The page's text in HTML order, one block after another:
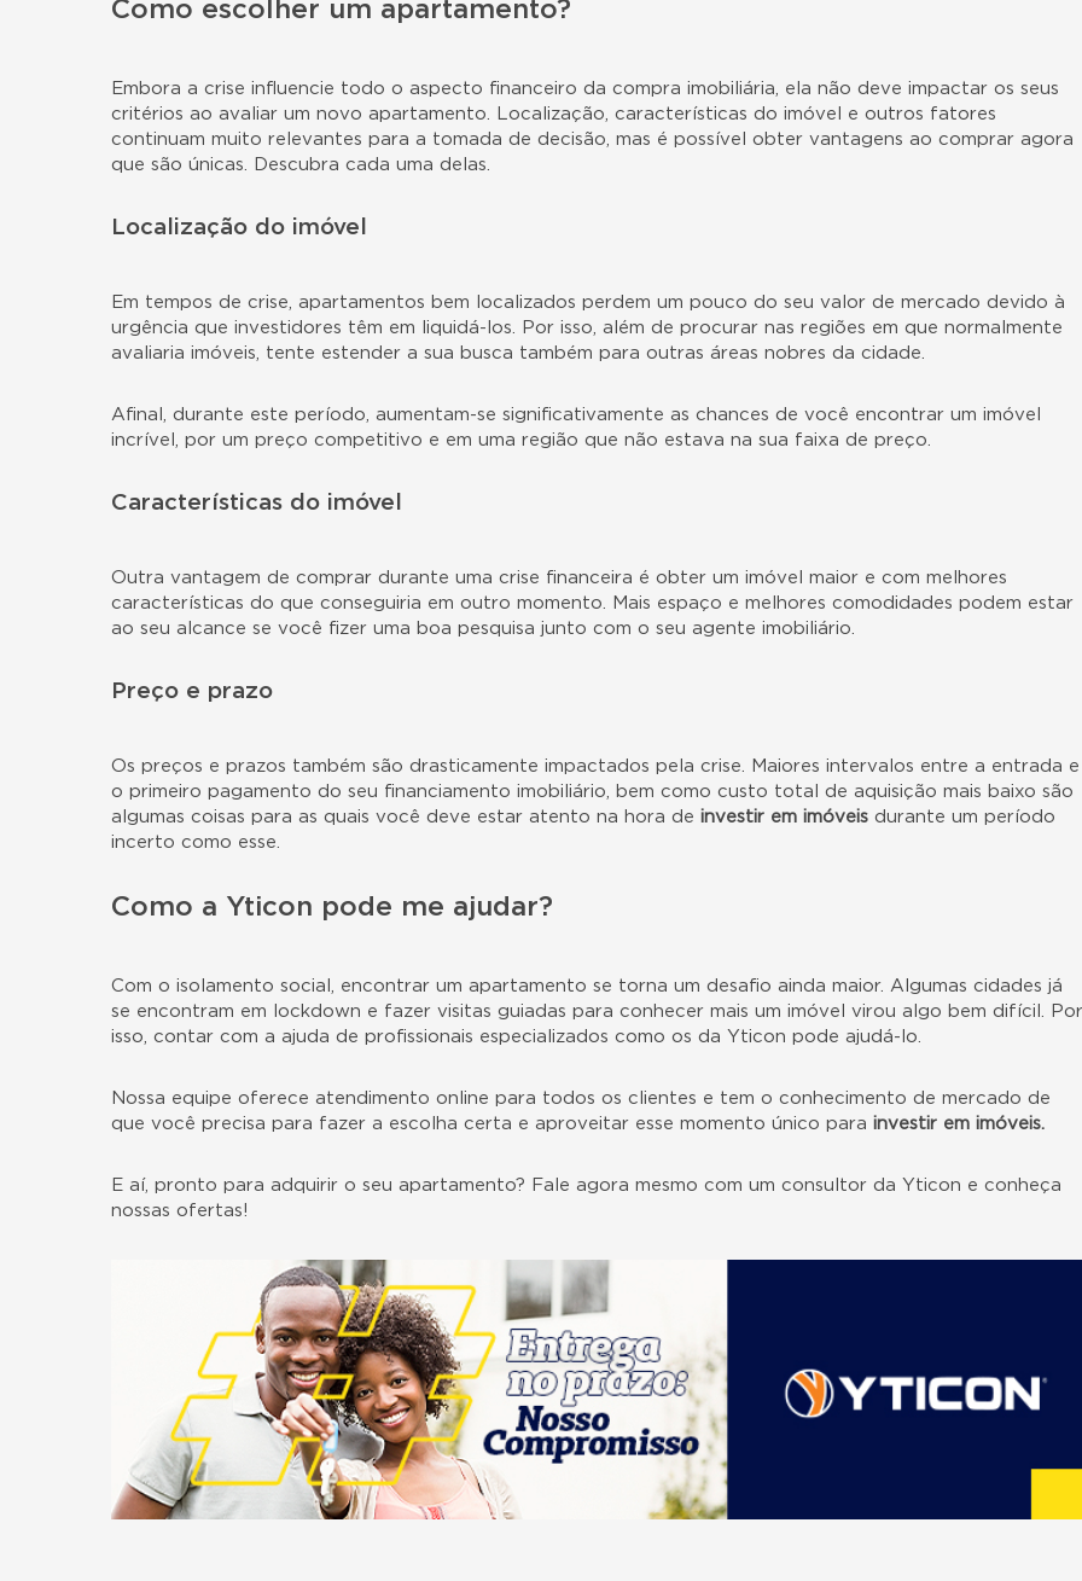
Como escolher um apartamento?
Embora a crise influencie todo o aspecto financeiro da compra imobiliária, ela não deve impactar os seus
critérios ao avaliar um novo apartamento. Localização, características do imóvel e outros fatores
continuam muito relevantes para a tomada de decisão, mas é possível obter vantagens ao comprar agora
que são únicas. Descubra cada uma delas.
Localização do imóvel
Em tempos de crise, apartamentos bem localizados perdem um pouco do seu valor de mercado devido à
urgência que investidores têm em liquidá-los. Por isso, além de procurar nas regiões em que normalmente
avaliaria imóveis, tente estender a sua busca também para outras áreas nobres da cidade.
Afinal, durante este período, aumentam-se significativamente as chances de você encontrar um imóvel
incrível, por um preço competitivo e em uma região que não estava na sua faixa de preço.
Características do imóvel
Outra vantagem de comprar durante uma crise financeira é obter um imóvel maior e com melhores
características do que conseguiria em outro momento. Mais espaço e melhores comodidades podem estar
ao seu alcance se você fizer uma boa pesquisa junto com o seu agente imobiliário.
Preço e prazo
Os preços e prazos também são drasticamente impactados pela crise. Maiores intervalos entre a entrada e
o primeiro pagamento do seu financiamento imobiliário, bem como custo total de aquisição mais baixo são
algumas coisas para as quais você deve estar atento na hora de investir em imóveis durante um período
incerto como esse.
Como a Yticon pode me ajudar?
Com o isolamento social, encontrar um apartamento se torna um desafio ainda maior. Algumas cidades já
se encontram em lockdown e fazer visitas guiadas para conhecer mais um imóvel virou algo bem difícil. Por
isso, contar com a ajuda de profissionais especializados como os da Yticon pode ajudá-lo.
Nossa equipe oferece atendimento online para todos os clientes e tem o conhecimento de mercado de
que você precisa para fazer a escolha certa e aproveitar esse momento único para investir em imóveis.
E aí, pronto para adquirir o seu apartamento? Fale agora mesmo com um consultor da Yticon e conheça
nossas ofertas!